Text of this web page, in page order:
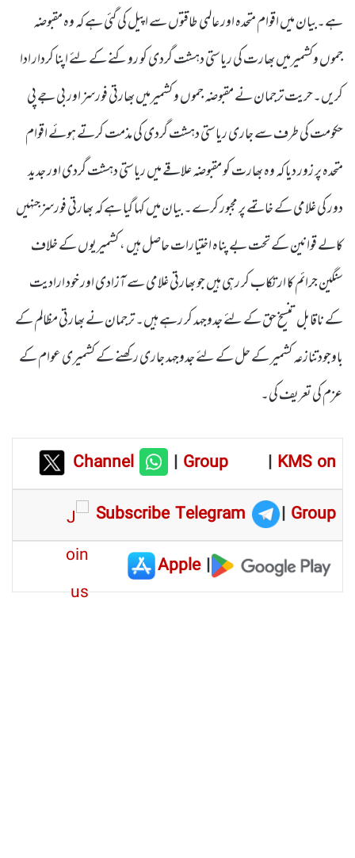
ہے۔بیان میں اقوام متحدہ اور عالمی طاقتوں سے اپیل کی گئی ہے کہ وہ مقبوضہ
جموں وکشمیرمیں بھارت کی ریاستی دہشت گردی کو روکنے کے لئے اپنا کردار ادا
کریں۔حریت ترجمان نے مقبوضہ جموں و کشمیرمیں بھارتی فورسز اور بی جے پی
حکومت کی طرف سے جاری ریاستی دہشت گردی کی مذمت کرتے ہوئے اقوام
متحدہ پر زور دیا کہ وہ بھارت کو مقبوضہ علاقے میں ریاستی دہشت گردی اور جدید
دور کی غلامی کے خاتمے پر مجبور کرے۔ بیان میں کہا گیا ہے کہ بھارتی فورسزجنہیں
کالے قوانین کے تحت بے پناہ اختیارات حاصل ہیں ، کشمیریوں کے خلاف
سنگین جرائم کا ارتکاب کر رہی ہیں جو بھارتی غلامی سے آزادی اور خود ارادیت
کے ناقابل تنسیخ حق کے لئے جدوجہد کر رہے ہیں۔ ترجمان نے بھارتی مظالم کے
باوجودتنازعہ کشمیر کے حل کے لئے جدوجہد جاری رکھنے کے کشمیری عوام کے
عزم کی تعریف کی۔
Channel |Group | KMS on
Subscribe Telegram
| Group
|
Apple